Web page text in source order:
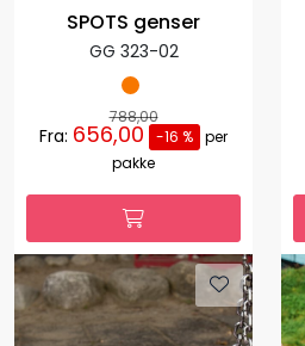
SPOTS genser
GG 323-02
788,00
Fra: 656,00 -16 % per
pakke